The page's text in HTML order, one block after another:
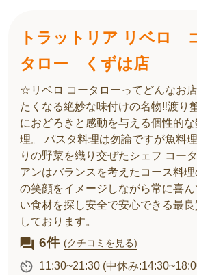
トラットリア リベロ
タロー くずは店
☆リベロ コータローってどんなお
たくなる絶妙な味付けの名物‼︎渡り
におどろきと感動を与える個性的
理。 パスタ料理は勿論ですが魚料
りの野菜を織り交ぜたシェフ コー
アンはバランスを考えたコース料
の笑顔をイメージしながら常に喜
い食材を探し安全で安心できる最
しております。
6件 (クチコミを見る)
11:30~21:30 (中休み